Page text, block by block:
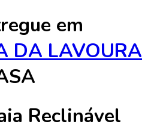
em
DA LAVOURA
Reclinável